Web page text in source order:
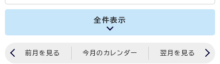
全件表示
前月を見る 今月のカレンダー 翌月を見る